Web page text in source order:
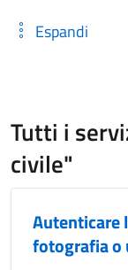
Espandi
Tutti i
civile"
Autenticare
fotografia o